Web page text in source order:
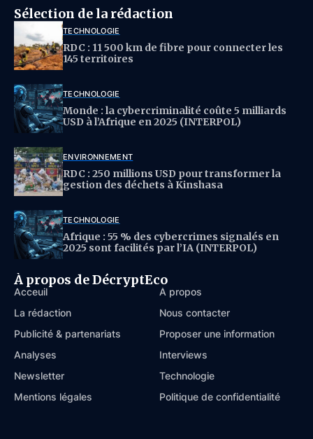
Sélection de la rédaction
TECHNOLOGIE
RDC : 11 500 km de fibre pour connecter les
145 territoires
TECHNOLOGIE
Monde : la cybercriminalité coûte 5 milliards
USD à l’Afrique en 2025 (INTERPOL)
ENVIRONNEMENT
RDC : 250 millions USD pour transformer la
gestion des déchets à Kinshasa
TECHNOLOGIE
Afrique : 55 % des cybercrimes signalés en
2025 sont facilités par l’IA (INTERPOL)
À propos de DécryptEco
Acceuil
À propos
La rédaction
Nous contacter
Publicité & partenariats
Proposer une information
Analyses
Interviews
Newsletter
Technologie
Mentions légales
Politique de confidentialité